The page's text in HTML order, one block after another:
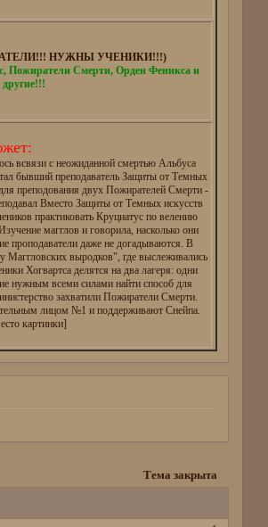
НУЖНЫ УЧЕНИКИ!!!)
Смерти, Орден Феникса и
другие!!!
всвязи с неожиданной смертью Альбуса
бывший преподаватель Защиты от Темных
преподования двух Пожирателей Смерти -
Вместо Защиты от Темных искусств
практиковать Круциатус по велению
магглов и говорила, насколько они
проподаватели даже не догадываются. В
Маггловских выродков", где выслеживались
Хогвартса делятся на два лагеря: одни
нужным всеми силами найти способ для
захватили Пожиратели Смерти.
лицом №1 и поддерживают Снейпа.
картинки]
Тема закрыта